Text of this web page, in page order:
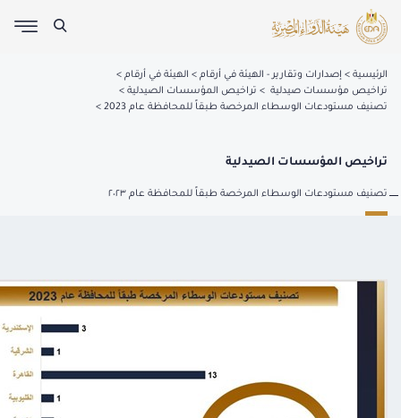
الرئيسية إصدارات وتقارير - الهيئة في أرقام
الهيئة في أرقام
تراخيص مؤسسات صيدلية
تراخيص المؤسسات الصيدلية
تصنيف مستودعات الوسطاء المرخصة طبقاً للمحافظة عام 2023
تراخيص المؤسسات الصيدلية
تصنيف مستودعات الوسطاء المرخصة طبقاً للمحافظة عام ٢٠٢٣